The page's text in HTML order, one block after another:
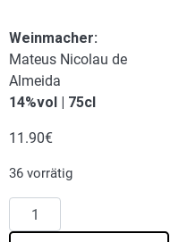
Weinmacher:
Mateus Nicolau de
Almeida
14%vol | 75cl
11.90€
36 vorrätig
Fraga
Alta